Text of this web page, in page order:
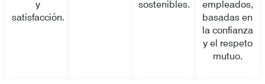
y
satisfacción.
sostenibles.
empleados,
basadas en
la confianza
y el respeto
mutuo.